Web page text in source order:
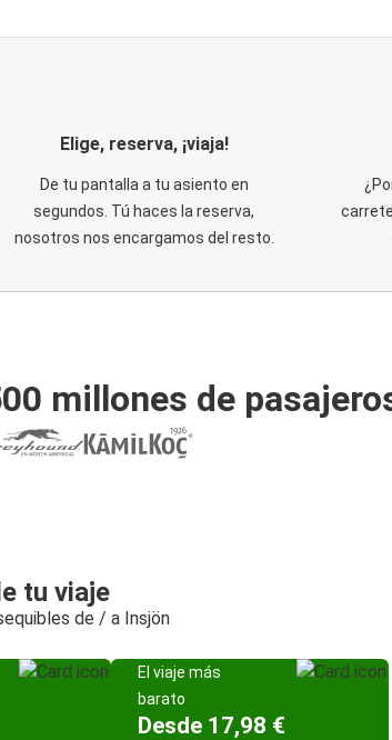
Elige, reserva, ¡viaja!
De tu pantalla a tu asiento en
segundos. Tú haces la reserva,
nosotros nos encargamos del resto.
millones de
tu viaje
de / a Insjön
El viaje más
barato
Desde 17,98 €